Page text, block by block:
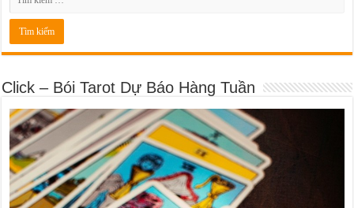
Click – Bói Tarot Dự Báo Hàng Tuần